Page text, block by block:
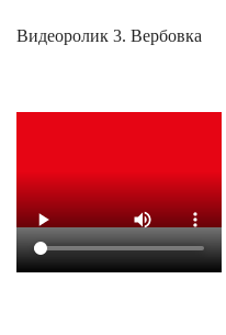
Видеоролик 3. Вербовка